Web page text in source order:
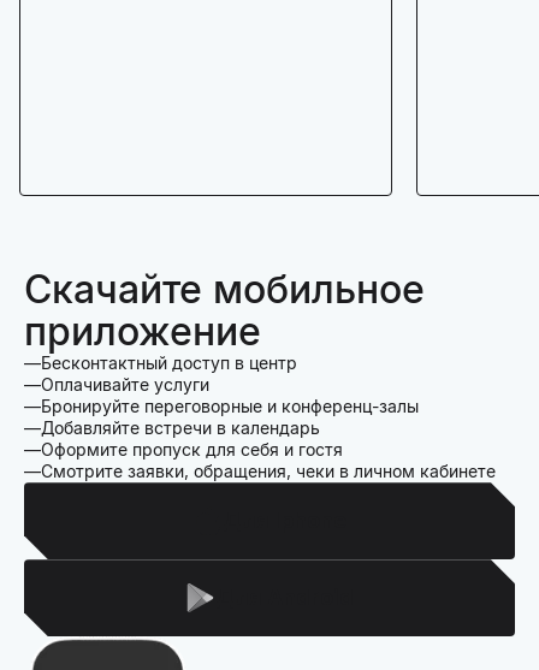
Скачайте мобильное
приложение
Бесконтактный доступ в центр
Оплачивайте услуги
Бронируйте переговорные и конференц-залы
Добавляйте встречи в календарь
Оформите пропуск для себя и гостя
Смотрите заявки, обращения, чеки в личном кабинете